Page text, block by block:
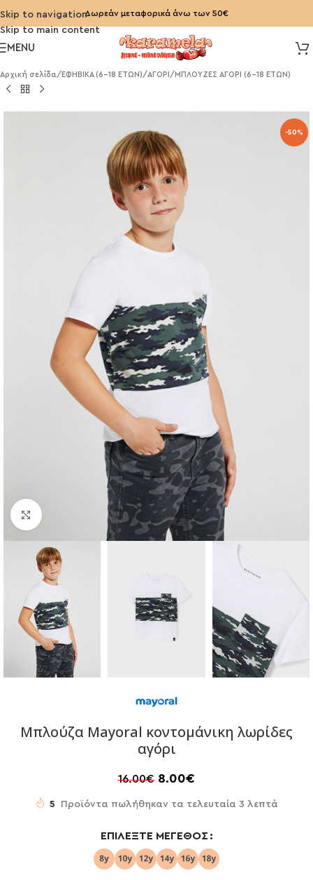
Skip to navigation
Skip to main content
Δωρεάν μεταφορικά άνω των 50€
MENU
Αρχική σελίδα/ ΕΦΗΒΙΚΑ (6-18 ΕΤΩΝ)/ΑΓΟΡΙ /ΜΠΛΟΥΖΕΣ ΑΓΟΡΙ (6-18 ΕΤΩΝ)
-50%
Click to enlarge
Μπλούζα Mayoral κοντομάνικη λωρίδες
αγόρι
16.00€ 8.00€
5 Προϊόντα πωλήθηκαν τα τελευταία 3 λεπτά
ΕΠΙΛΈΞΤΕ ΜΈΓΕΘΟΣ